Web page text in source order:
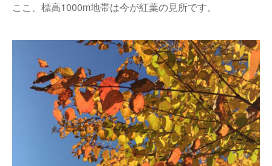
ここ、標高1000m地帯は今が紅葉の見所です。